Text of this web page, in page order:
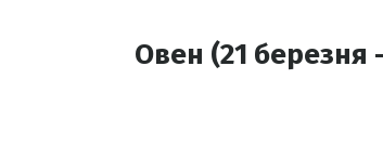
Овен (21 березня